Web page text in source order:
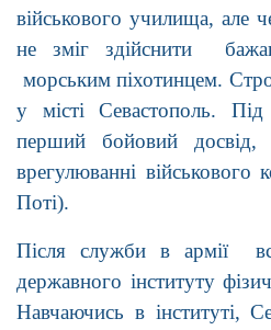
військового училища, але
не зміг здійснити
морським піхотинцем.
у місті Севастополь.
перший бойовий
врегулюванні
Поті).
Після служби в армії
державного інституту
Навчаючись в інституті,